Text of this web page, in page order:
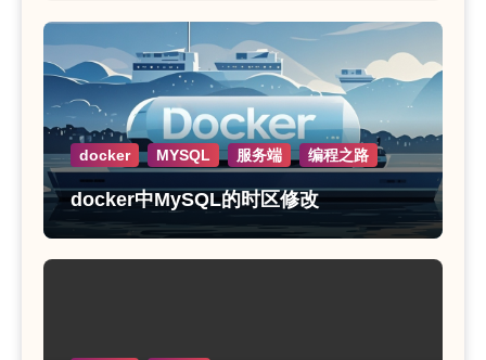
docker MYSQL 服务端 编程之路
docker中MySQL的时区修改